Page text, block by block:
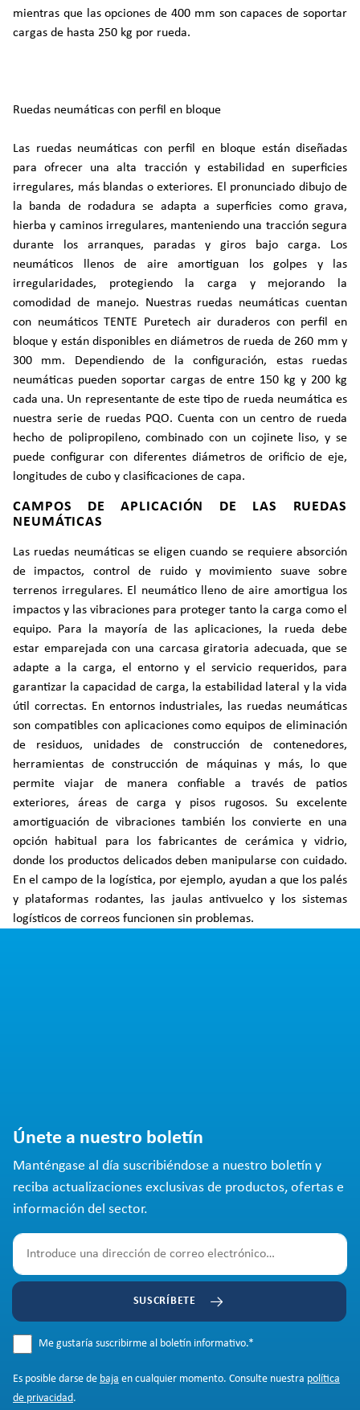
mientras que las opciones de 400 mm son capaces de soportar
cargas de hasta 250 kg por rueda.
Ruedas neumáticas con perfil en bloque
Las ruedas neumáticas con perfil en bloque están diseñadas
para ofrecer una alta tracción y estabilidad en superficies
irregulares, más blandas o exteriores. El pronunciado dibujo de
la banda de rodadura se adapta a superficies como grava,
hierba y caminos irregulares, manteniendo una tracción segura
durante los arranques, paradas y giros bajo carga. Los
neumáticos llenos de aire amortiguan los golpes y las
irregularidades, protegiendo la carga y mejorando la
comodidad de manejo. Nuestras ruedas neumáticas cuentan
con neumáticos TENTE Puretech air duraderos con perfil en
bloque y están disponibles en diámetros de rueda de 260 mm y
300 mm. Dependiendo de la configuración, estas ruedas
neumáticas pueden soportar cargas de entre 150 kg y 200 kg
cada una. Un representante de este tipo de rueda neumática es
nuestra serie de ruedas PQO. Cuenta con un centro de rueda
hecho de polipropileno, combinado con un cojinete liso, y se
puede configurar con diferentes diámetros de orificio de eje,
longitudes de cubo y clasificaciones de capa.
CAMPOS DE APLICACIÓN DE LAS RUEDAS
NEUMÁTICAS
Las ruedas neumáticas se eligen cuando se requiere absorción
de impactos, control de ruido y movimiento suave sobre
terrenos irregulares. El neumático lleno de aire amortigua los
impactos y las vibraciones para proteger tanto la carga como el
equipo. Para la mayoría de las aplicaciones, la rueda debe
estar emparejada con una carcasa giratoria adecuada, que se
adapte a la carga, el entorno y el servicio requeridos, para
garantizar la capacidad de carga, la estabilidad lateral y la vida
útil correctas. En entornos industriales, las ruedas neumáticas
son compatibles con aplicaciones como equipos de eliminación
de residuos, unidades de construcción de contenedores,
herramientas de construcción de máquinas y más, lo que
permite viajar de manera confiable a través de patios
exteriores, áreas de carga y pisos rugosos. Su excelente
amortiguación de vibraciones también los convierte en una
opción habitual para los fabricantes de cerámica y vidrio,
donde los productos delicados deben manipularse con cuidado.
En el campo de la logística, por ejemplo, ayudan a que los palés
y plataformas rodantes, las jaulas antivuelco y los sistemas
logísticos de correos funcionen sin problemas.
Únete a nuestro boletín
Manténgase al día suscribiéndose a nuestro boletín y
reciba actualizaciones exclusivas de productos, ofertas e
información del sector.
SUSCRÍBETE
Me gustaría suscribirme al boletín informativo.*
Es posible darse de baja en cualquier momento. Consulte nuestra política
de privacidad.